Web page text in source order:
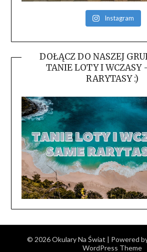
Instagram
DOŁĄCZ DO NASZEJ
TANIE LOTY I WCZASY
RARYTASY :)
© 2026 Okulary Na Świat | Powered
WordPress Theme